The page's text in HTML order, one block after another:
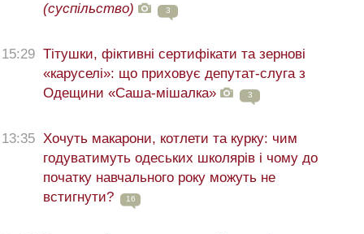
(суспільство)
3
15:29 Тітушки, фіктивні сертифікати та зернові
«каруселі»: що приховує депутат-слуга з
Одещини «Саша-мішалка»
3
13:35 Хочуть макарони, котлети та курку: чим
годуватимуть одеських школярів і чому до
початку навчального року можуть не
встигнути?
16